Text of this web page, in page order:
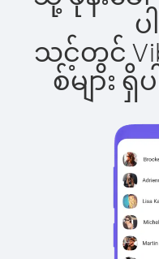
သင့်တွင်
စ်များ